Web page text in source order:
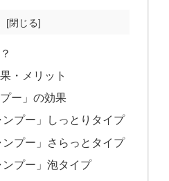
・メリット
ー」の効果
ンプー」しっとりタイプ
ンプー」さらっとタイプ
ンプー」泡タイプ